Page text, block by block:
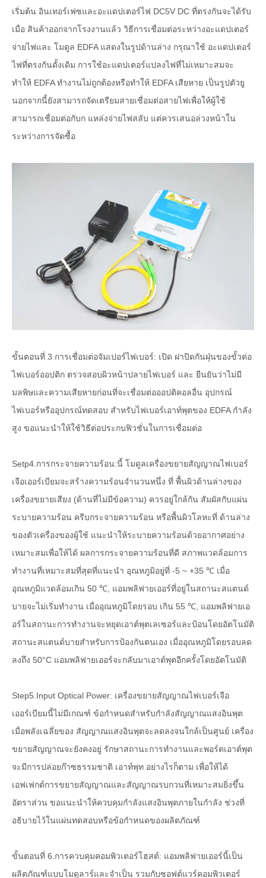
เริ่มต้น อินเทอร์เฟซและอะแดปเตอร์ไฟ DC5V DC ที่ตรงกันจะได้รับ
เมื่อ สินค้าออกจากโรงงานแล้ว วิธีการเชื่อมต่อระหว่างอะแดปเตอร์
จ่ายไฟและ โมดูล EDFA แสดงในรูปด้านล่าง กรุณาใช้ อะแดปเตอร์
ไฟที่ตรงกันดั้งเดิม การใช้อะแดปเตอร์แปลงไฟที่ไม่เหมาะสมจะ
ทำให้ EDFA ทำงานไม่ถูกต้องหรือทำให้ EDFA เสียหาย เป็นรูปตัวยู
นอกจากนี้ยังสามารถจัดเตรียมสายเชื่อมต่อสายไฟเพื่อให้ผู้ใช้
สามารถเชื่อมต่อกับก แหล่งจ่ายไฟสลับ แต่ควรเสนอล่วงหน้าใน
ระหว่างการจัดซื้อ
ขั้นตอนที่ 3 การเชื่อมต่อจัมเปอร์ไฟเบอร์: เปิด ฝาปิดกันฝุ่นของขั้วต่อ
ไฟเบอร์ออปติก ตรวจสอบผิวหน้าปลายไฟเบอร์ และ ยืนยันว่าไม่มี
มลพิษและความเสียหายก่อนที่จะเชื่อมต่อออปติคอลอื่น อุปกรณ์
ไฟเบอร์หรืออุปกรณ์ทดสอบ สำหรับไฟเบอร์เอาท์พุตของ EDFA กำลัง
สูง ขอแนะนำให้ใช้วิธีต่อประกบฟิวชั่นในการเชื่อมต่อ
Setp4.การกระจายความร้อน:นี้ โมดูลเครื่องขยายสัญญาณไฟเบอร์
เจือเออร์เบียมจะสร้างความร้อนจำนวนหนึ่ง ที่ พื้นผิวด้านล่างของ
เครื่องขยายเสียง (ด้านที่ไม่มีข้อความ) ควรอยู่ใกล้กัน สัมผัสกับแผ่น
ระบายความร้อน ครีบกระจายความร้อน หรือพื้นผิวโลหะที่ ด้านล่าง
ของตัวเครื่องของผู้ใช้ แนะนำให้ระบายความร้อนด้วยอากาศอย่าง
เหมาะสมเพื่อให้ได้ ผลการกระจายความร้อนที่ดี สภาพแวดล้อมการ
ทำงานที่เหมาะสมที่สุดที่แนะนำ อุณหภูมิอยู่ที่ -5 ~ +35 ℃ เมื่อ
อุณหภูมิแวดล้อมเกิน 50 ℃, แอมพลิฟายเออร์ที่อยู่ในสถานะสแตนด์
บายจะไม่เริ่มทำงาน เมื่ออุณหภูมิโดยรอบ เกิน 55 ℃, แอมพลิฟายเอ
อร์ในสถานะการทำงานจะหยุดเอาต์พุตเลเซอร์และป้อนโดยอัตโนมัติ
สถานะสแตนด์บายสำหรับการป้องกันตนเอง เมื่ออุณหภูมิโดยรอบลด
ลงถึง 50°C แอมพลิฟายเออร์จะกลับมาเอาต์พุตอีกครั้งโดยอัตโนมัติ
Step5.Input Optical Power: เครื่องขยายสัญญาณไฟเบอร์เจือ
เออร์เบียมนี้ไม่มีเกณฑ์ ข้อกำหนดสำหรับกำลังสัญญาณแสงอินพุต
เมื่อพลังเฉลี่ยของ สัญญาณแสงอินพุตจะลดลงจนใกล้เป็นศูนย์ เครื่อง
ขยายสัญญาณจะยังคงอยู่ รักษาสถานะการทำงานและพอร์ตเอาต์พุต
จะมีการปล่อยก๊าซธรรมชาติ เอาท์พุท อย่างไรก็ตาม เพื่อให้ได้
เอฟเฟกต์การขยายสัญญาณและสัญญาณรบกวนที่เหมาะสมยิ่งขึ้น
อัตราส่วน ขอแนะนำให้ควบคุมกำลังแสงอินพุตภายในกำลัง ช่วงที่
อธิบายไว้ในแผ่นทดสอบหรือข้อกำหนดของผลิตภัณฑ์
ขั้นตอนที่ 6.การควบคุมคอมพิวเตอร์โฮสต์: แอมพลิฟายเออร์นี้เป็น
ผลิตภัณฑ์แบบโมดูลาร์และจำเป็น รวมกับซอฟต์แวร์คอมพิวเตอร์